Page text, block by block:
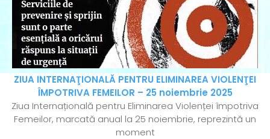
ZIUA INTERNAŢIONALĂ PENTRU ELIMINAREA VIOLENŢEI
ÎMPOTRIVA FEMEILOR – 25 noiembrie 2025
Ziua Internațională pentru Eliminarea Violenței împotriva
Femeilor, marcată anual la 25 noiembrie, reprezintă un
moment